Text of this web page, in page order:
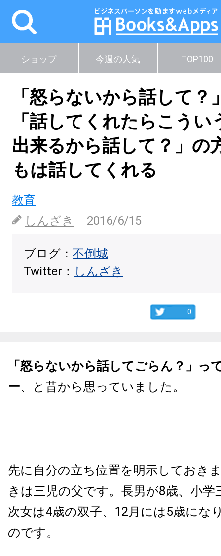
ショップ 今週の人気 TOP100
「怒らないから話して？
「話してくれたらこうい
出来るから話して？」の
もは話してくれる
教育
しんざき
2016/6/15
ブログ： 不倒城
Twitter： しんざき
0
「怒らないから話してごらん？」っ
ー、と昔から思っていました。
先に自分の立ち位置を明示しておき
きは三児の父です。長男が8歳、小学
次女は4歳の双子、12月には5歳にな
のです。